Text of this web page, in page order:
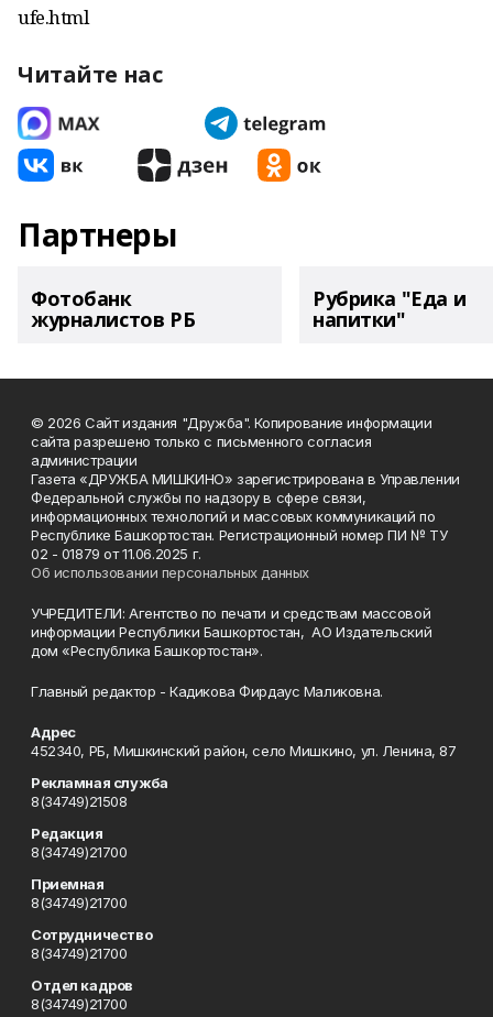
ufe.html
Читайте нас
Партнеры
Фотобанк
журналистов РБ
Рубрика "Еда и
напитки"
© 2026 Сайт издания "Дружба". Копирование информации
сайта разрешено только с письменного согласия
администрации
Газета «ДРУЖБА МИШКИНО» зарегистрирована в Управлении
Федеральной службы по надзору в сфере связи,
информационных технологий и массовых коммуникаций по
Республике Башкортостан. Регистрационный номер ПИ № ТУ
02 - 01879 от 11.06.2025 г.
Об использовании персональных данных
УЧРЕДИТЕЛИ: Агентство по печати и средствам массовой
информации Республики Башкортостан, АО Издательский
дом «Республика Башкортостан».
Главный редактор - Кадикова Фирдаус Маликовна.
Адрес
452340, РБ, Мишкинский район, село Мишкино, ул. Ленина, 87
Рекламная служба
8(34749)21508
Редакция
8(34749)21700
Приемная
8(34749)21700
Сотрудничество
8(34749)21700
Отдел кадров
8(34749)21700